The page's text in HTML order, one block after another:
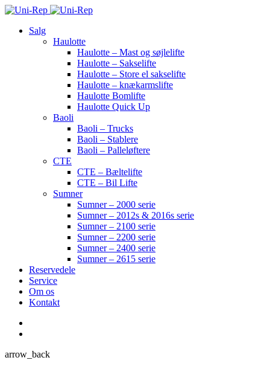
Salg
Haulotte
Haulotte – Mast og søjlelifte
Haulotte – Sakselifte
Haulotte – Store el sakselifte
Haulotte – knækarmslifte
Haulotte Bomlifte
Haulotte Quick Up
Baoli
Baoli – Trucks
Baoli – Stablere
Baoli – Palleløftere
CTE
CTE – Bæltelifte
CTE – Bil Lifte
Sumner
Sumner – 2000 serie
Sumner – 2012s & 2016s serie
Sumner – 2100 serie
Sumner – 2200 serie
Sumner – 2400 serie
Sumner – 2615 serie
Reservedele
Service
Om os
Kontakt
arrow_back